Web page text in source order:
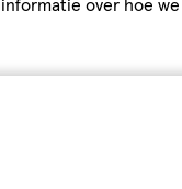
over hoe